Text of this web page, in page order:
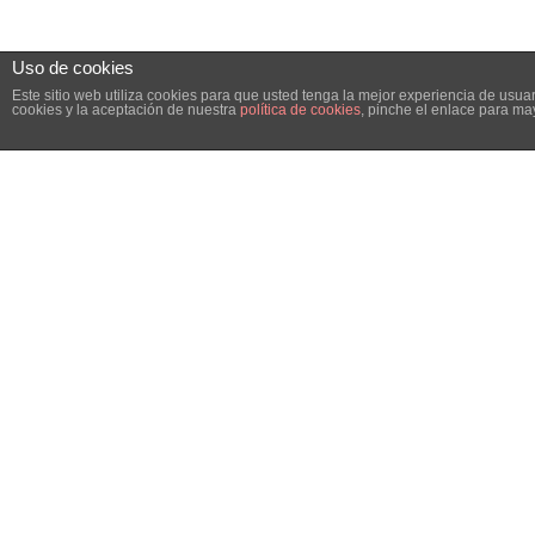
Uso de cookies
Este sitio web utiliza cookies para que usted tenga la mejor experiencia de
cookies y la aceptación de nuestra política de cookies, pinche el enlace para